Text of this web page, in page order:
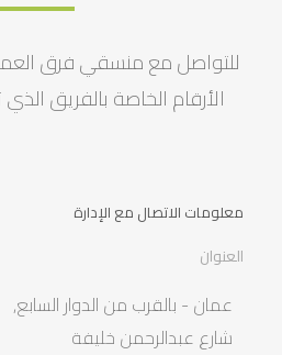
للتواصل مع منسقي فرق
الأرقام الخاصة بالفريق الذي
معلومات الاتصال مع الإدارة
العنوان
عمان - بالقرب من الدوار السابع,
شارع عبدالرحمن خليفة